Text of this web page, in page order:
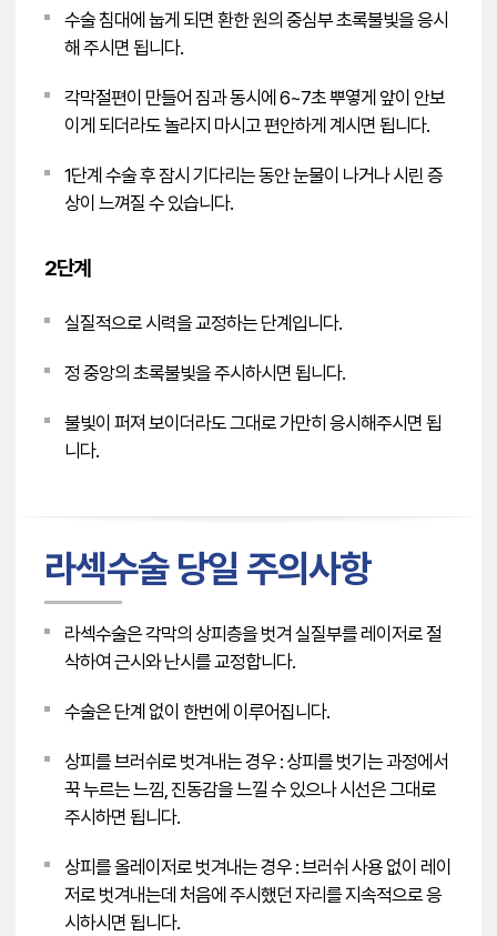
수술 침대에 눕게 되면 환한 원의 중심부 초록불빛을 응시
해 주시면 됩니다.
각막절편이 만들어 짐과 동시에 6~7초 뿌옇게 앞이 안보
이게 되더라도 놀라지 마시고 편안하게 계시면 됩니다.
1단계 수술 후 잠시 기다리는 동안 눈물이 나거나 시린 증
상이 느껴질 수 있습니다.
2단계
실질적으로 시력을 교정하는 단계입니다.
정 중앙의 초록불빛을 주시하시면 됩니다.
불빛이 퍼져 보이더라도 그대로 가만히 응시해주시면 됩
니다.
라섹수술 당일 주의사항
라섹수술은 각막의 상피층을 벗겨 실질부를 레이저로 절
삭하여 근시와 난시를 교정합니다.
수술은 단계 없이 한번에 이루어집니다.
상피를 브러쉬로 벗겨내는 경우 : 상피를 벗기는 과정에서
꾹 누르는 느낌, 진동감을 느낄 수 있으나 시선은 그대로
주시하면 됩니다.
상피를 올레이저로 벗겨내는 경우 : 브러쉬 사용 없이 레이
저로 벗겨내는데 처음에 주시했던 자리를 지속적으로 응
시하시면 됩니다.